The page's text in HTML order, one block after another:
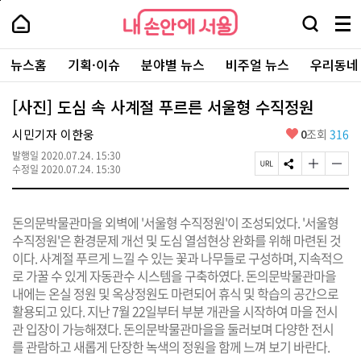
본
로
가
내
손
안
에
서
울
-
서
울
시
대
표
소
털
내
손
에
울
검
창
열
기
메
뉴
전
체
보
주
요
서
뉴스홈 기획·이슈 분야별 뉴스 비주얼 뉴스 우리동
[사진] 도심 속 사계절 푸르른 서울형 수직정원
시민기자 이한웅
발행일 2020.07.24. 15:30
수정일 2020.07.24. 15:30
좋
요
0조회 316
페
이
R
L
복
사
S
N
유
하
기
글
자
크
게
변
경
하
기
글
자
작
게
변
경
기
돈의문박물관마을 외벽에 '서울형 수직정원'이 조성되었다. '서울형
수직정원'은 환경문제 개선 및 도심 열섬현상 완화를 위해 마련된 것
이다. 사계절 푸르게 느낄 수 있는 꽃과 나무들로 구성하며, 지속적으
로 가꿀 수 있게 자동관수 시스템을 구축하였다. 돈의문박물관마을
내에는 온실 정원 및 옥상정원도 마련되어 휴식 및 학습의 공간으로
활용되고 있다. 지난 7월 22일부터 부분 개관을 시작하여 마을 전시
관 입장이 가능해졌다. 돈의문박물관마을을 둘러보며 다양한 전시
를 관람하고 새롭게 단장한 녹색의 정원을 함께 느껴 보기 바란다.
페
상
단
로